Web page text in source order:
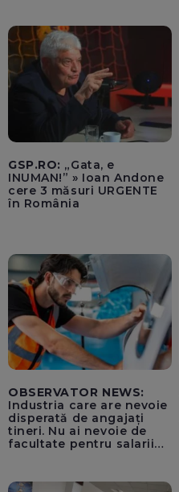
GSP.RO: „Gata, e
INUMAN!” » Ioan Andone
cere 3 măsuri URGENTE
în România
OBSERVATOR NEWS:
Industria care are nevoie
disperată de angajați
tineri. Nu ai nevoie de
facultate pentru salarii